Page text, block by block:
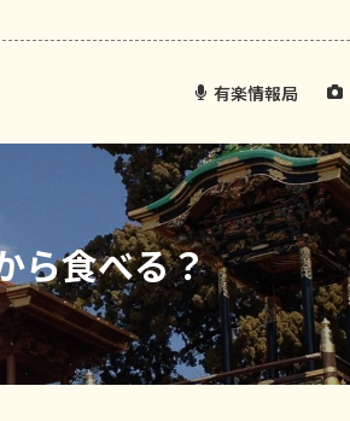
有楽情報局
ら食べる？